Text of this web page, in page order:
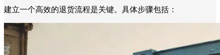
建立一个高效的退货流程是关键。具体步骤包括：